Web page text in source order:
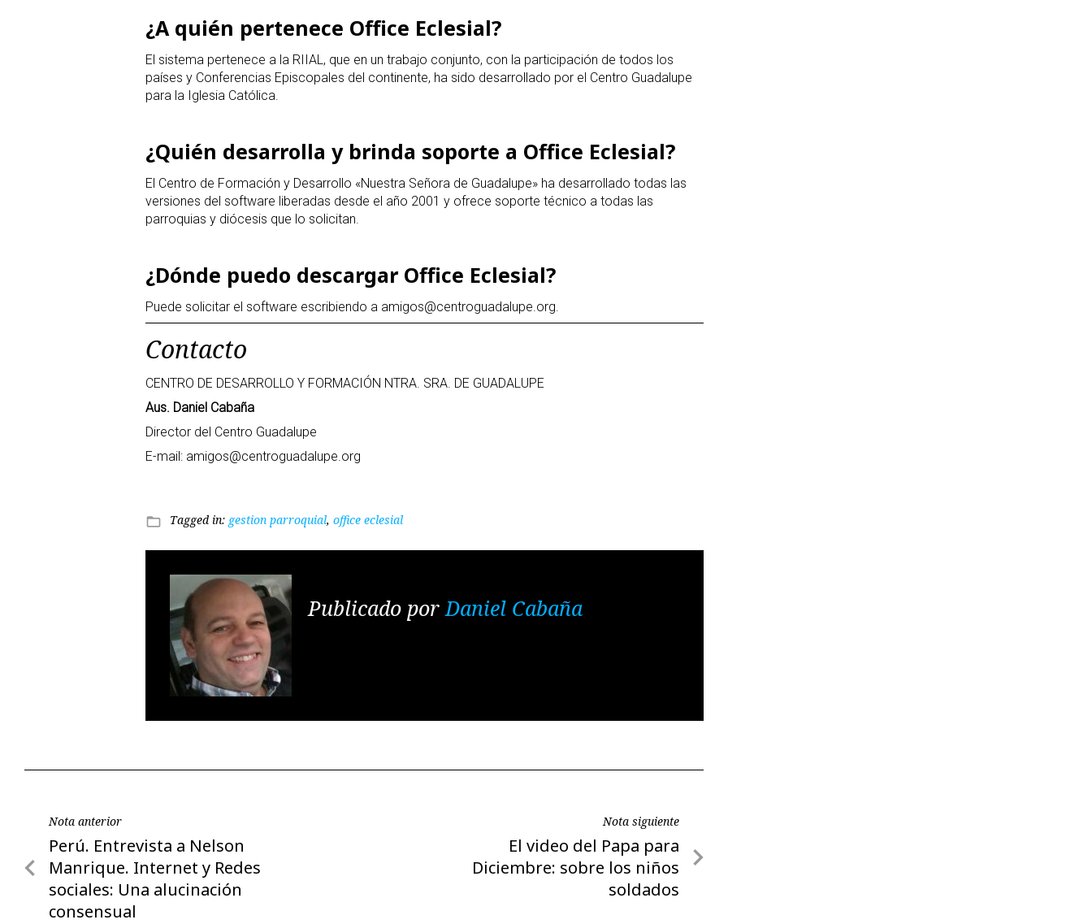
¿A quién pertenece Office Eclesial?
El sistema pertenece a la RIIAL, que en un trabajo conjunto, con la participación de todos los
países y Conferencias Episcopales del continente, ha sido desarrollado por el Centro Guadalupe
para la Iglesia Católica.
¿Quién desarrolla y brinda soporte a Office Eclesial?
El Centro de Formación y Desarrollo «Nuestra Señora de Guadalupe» ha desarrollado todas las
versiones del software liberadas desde el año 2001 y ofrece soporte técnico a todas las
parroquias y diócesis que lo solicitan.
¿Dónde puedo descargar Office Eclesial?
Puede solicitar el software escribiendo a amigos@centroguadalupe.org.
Contacto
CENTRO DE DESARROLLO Y FORMACIÓN NTRA. SRA. DE GUADALUPE
Aus. Daniel Cabaña
Director del Centro Guadalupe
E-mail: amigos@centroguadalupe.org
folder_open Tagged in: gestion parroquial, office eclesial
Publicado porDaniel Cabaña
Navegación
de
entradas
Nota anterior
Nota
anterior
Perú. Entrevista a Nelson
Manrique. Internet y Redes
sociales: Una alucinación
consensual
Nota siguiente
Nota
siguiente
El video del Papa para
Diciembre: sobre los niños
soldados